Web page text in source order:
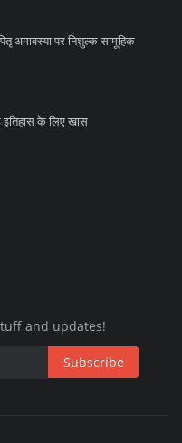
अमावस्या पर निशुल्क सामूहिक
के लिए ख़ास
and updates!
Subscribe